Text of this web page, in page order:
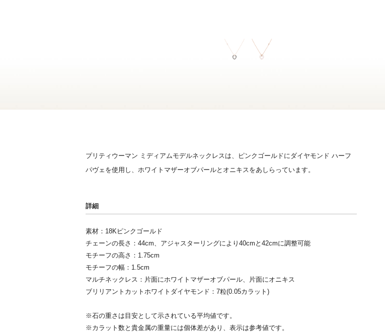
プリティウーマン ミディアムモデルネックレスは、ピンクゴールドにダイヤモンド ハーフ
パヴェを使用し、ホワイトマザーオブパールとオニキスをあしらっています。
詳細
素材：18Kピンクゴールド
チェーンの長さ：44cm、アジャスターリングにより40cmと42cmに調整可能
モチーフの高さ：1.75cm
モチーフの幅：1.5cm
マルチネックレス：片面にホワイトマザーオブパール、片面にオニキス
ブリリアントカットホワイトダイヤモンド：7粒(0.05カラット)
※石の重さは目安として示されている平均値です。
※カラット数と貴金属の重量には個体差があり、表示は参考値です。